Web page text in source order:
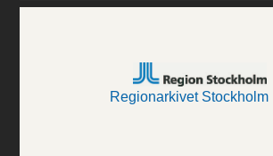
Regionarkivet Stockholm